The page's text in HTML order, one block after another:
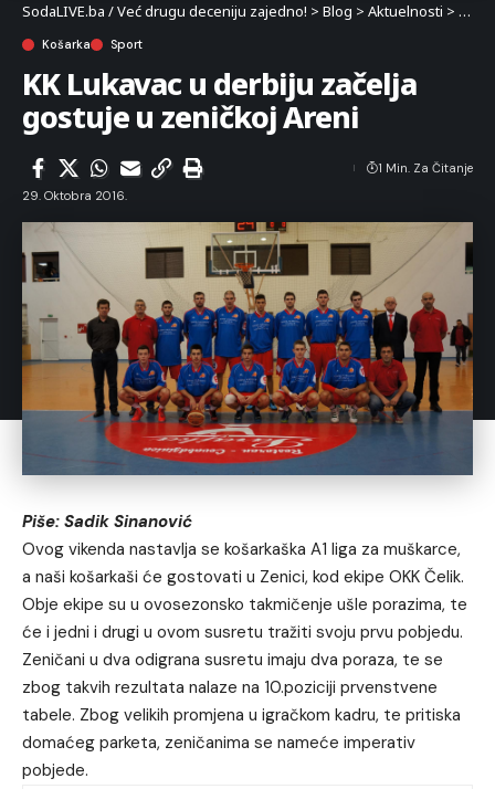
SodaLIVE.ba / Već drugu deceniju zajedno! > Blog > Aktuelnosti > Sport
Košarka Sport
KK Lukavac u derbiju začelja
gostuje u zeničkoj Areni
29. Oktobra 2016.
1 Min. Za Čitanje
Piše: Sadik Sinanović
Ovog vikenda nastavlja se košarkaška A1 liga za muškarce,
a naši košarkaši će gostovati u Zenici, kod ekipe OKK Čelik.
Obje ekipe su u ovosezonsko takmičenje ušle porazima, te
će i jedni i drugi u ovom susretu tražiti svoju prvu pobjedu.
Zeničani u dva odigrana susretu imaju dva poraza, te se
zbog takvih rezultata nalaze na 10.poziciji prvenstvene
tabele. Zbog velikih promjena u igračkom kadru, te pritiska
domaćeg parketa, zeničanima se nameće imperativ
pobjede.